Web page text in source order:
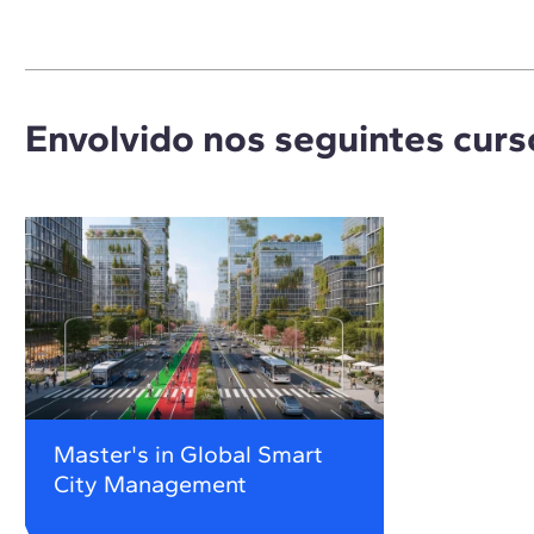
Envolvido nos seguintes
Master's in Global Smart
City Management